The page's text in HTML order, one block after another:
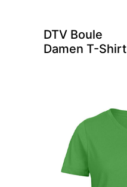
DTV Boule
Damen T-Shirt